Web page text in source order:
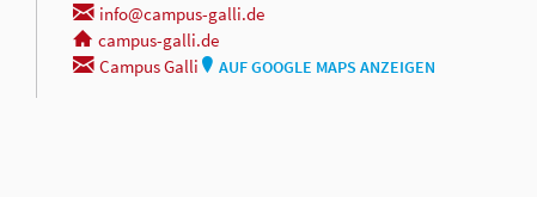
info@campus-galli.de
campus-galli.de
Campus Galli
AUF GOOGLE MAPS ANZEIGEN